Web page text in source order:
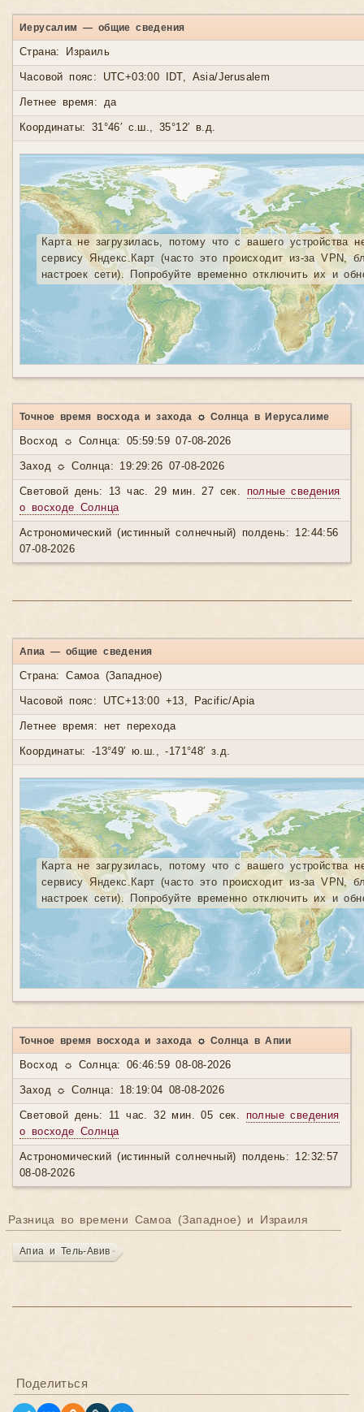
Иерусалим — общие сведения
Страна: Израиль
Часовой пояс: UTC+03:00 IDT, Asia/Jerusalem
Летнее время: да
Координаты: 31°46′ с.ш., 35°12′ в.д.
Карта не загрузилась, потому что с вашего устройства
сервису Яндекс.Карт (часто это происходит из-за VPN,
настроек сети). Попробуйте временно отключить их и
Точное время восхода и захода ☼ Солнца в Иерусалиме
Восход ☼ Солнца: 05:59:59 07-08-2026
Заход ☼ Солнца: 19:29:26 07-08-2026
Световой день: 13 час. 29 мин. 27 сек. полные сведения
о восходе Солнца
Астрономический (истинный солнечный) полдень: 12:44:56
07-08-2026
Апиа — общие сведения
Страна: Самоа (Западное)
Часовой пояс: UTC+13:00 +13, Pacific/Apia
Летнее время: нет перехода
Координаты: -13°49′ ю.ш., -171°48′ з.д.
Карта не загрузилась, потому что с вашего устройства
сервису Яндекс.Карт (часто это происходит из-за VPN,
настроек сети). Попробуйте временно отключить их и
Точное время восхода и захода ☼ Солнца в Апии
Восход ☼ Солнца: 06:46:59 08-08-2026
Заход ☼ Солнца: 18:19:04 08-08-2026
Световой день: 11 час. 32 мин. 05 сек. полные сведения
о восходе Солнца
Астрономический (истинный солнечный) полдень: 12:32:57
08-08-2026
Разница во времени Самоа (Западное) и Израиля
Апиа и Тель-Авив
Поделиться